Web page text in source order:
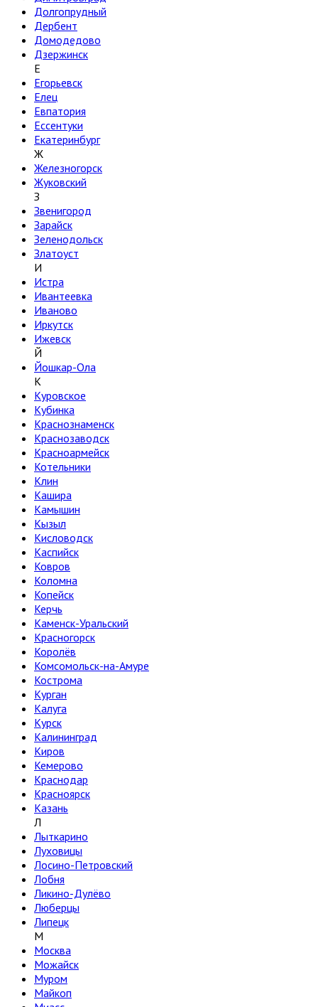
Долгопрудный
Дербент
Домодедово
Дзержинск
Е
Егорьевск
Елец
Евпатория
Ессентуки
Екатеринбург
Ж
Железногорск
Жуковский
З
Звенигород
Зарайск
Зеленодольск
Златоуст
И
Истра
Ивантеевка
Иваново
Иркутск
Ижевск
Й
Йошкар-Ола
К
Куровское
Кубинка
Краснознаменск
Краснозаводск
Красноармейск
Котельники
Клин
Кашира
Камышин
Кызыл
Кисловодск
Каспийск
Ковров
Коломна
Копейск
Керчь
Каменск-Уральский
Красногорск
Королёв
Комсомольск-на-Амуре
Кострома
Курган
Калуга
Курск
Калининград
Киров
Кемерово
Краснодар
Красноярск
Казань
Л
Лыткарино
Луховицы
Лосино-Петровский
Лобня
Ликино-Дулёво
Люберцы
Липецк
М
Москва
Можайск
Муром
Майкоп